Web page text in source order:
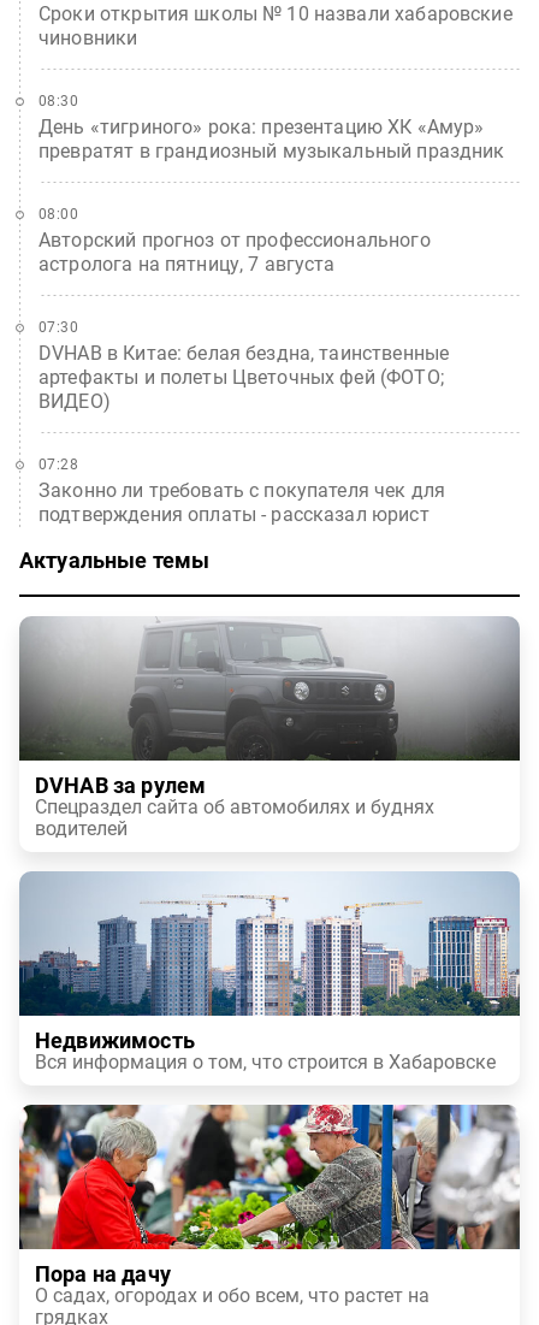
Сроки открытия школы № 10 назвали хабаровские
чиновники
День «тигриного» рока: презентацию ХК «Амур»
превратят в грандиозный музыкальный праздник
08:30
Авторский прогноз от профессионального
астролога на пятницу, 7 августа
08:00
DVHAB в Китае: белая бездна, таинственные
артефакты и полеты Цветочных фей (ФОТО;
ВИДЕО)
07:30
Законно ли требовать с покупателя чек для
подтверждения оплаты - рассказал юрист
07:28
Актуальные темы
DVHAB за рулем
Спецраздел сайта об автомобилях и буднях
водителей
Недвижимость
Вся информация о том, что строится в Хабаровске
Пора на дачу
О садах, огородах и обо всем, что растет на
грядках